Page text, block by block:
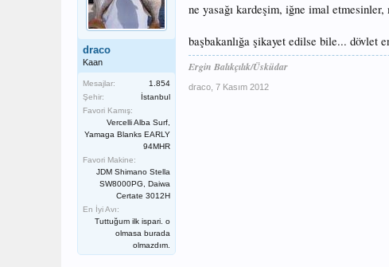
draco
Kaan
Mesajlar:
1.854
Şehir:
İstanbul
Favori Kamış:
Vercelli Alba Surf,
Yamaga Blanks EARLY
94MHR
Favori Makine:
JDM Shimano Stella
SW8000PG, Daiwa
Certate 3012H
En İyi Avı:
Tuttuğum ilk ispari. o
olmasa burada
olmazdım.
ne yasağı kardeşim, iğne imal
başbakanlığa şikayet edilse bile... dövlet
Ergin Balıkçılık/Üsküdar
draco 7 Kasım 2012